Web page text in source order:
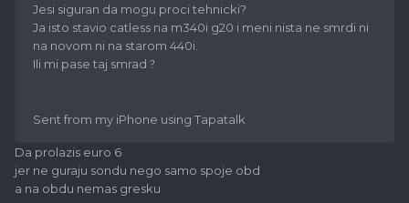
Jesi siguran da mogu proci tehnicki?
Ja isto stavio catless na m340i g20 i meni nista ne smrdi ni
na novom ni na starom 440i.
Ili mi pase taj smrad ?
Sent from my iPhone using Tapatalk
Da prolazis euro 6
jer ne guraju sondu nego samo spoje obd
a na obdu nemas gresku